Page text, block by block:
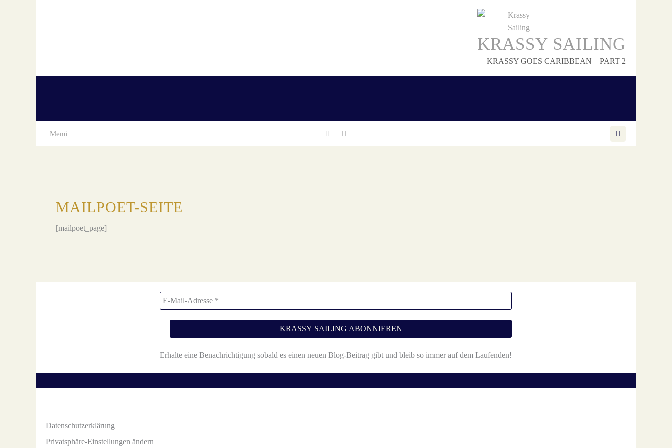
KRASSY SAILING
KRASSY GOES CARIBBEAN – PART 2
Menü
MAILPOET-SEITE
[mailpoet_page]
Erhalte eine Benachrichtigung sobald es einen neuen Blog-Beitrag gibt und bleib so immer auf dem Laufenden!
Datenschutzerklärung
Privatsphäre-Einstellungen ändern